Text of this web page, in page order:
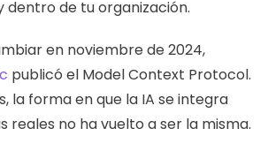
dentro de tu organización.
en noviembre de 2024,
publicó el Model Context Protocol.
la forma en que la IA se integra
reales no ha vuelto a ser la misma.